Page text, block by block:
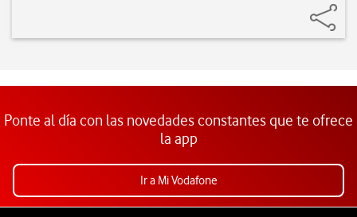
Ponte al día con las novedades constantes que te ofrece
la app
Ir a Mi Vodafone